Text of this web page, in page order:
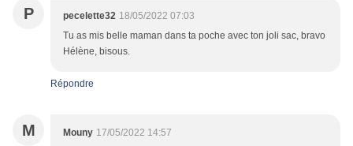
P pecelette32 18/05/2022 07:03
Tu as mis belle maman dans ta poche avec ton joli sac, bravo
Hélène, bisous.
Répondre
M Mouny 17/05/2022 14:57